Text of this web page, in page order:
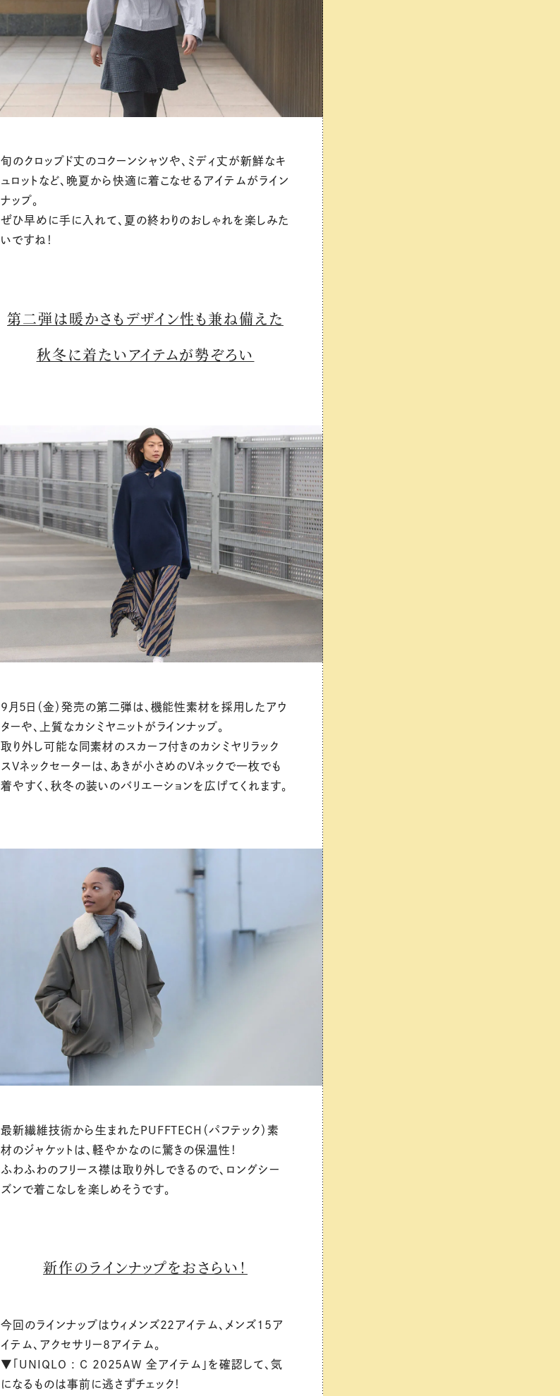
旬のクロップド丈のコクーンシャツや、ミディ丈が新鮮なキ
ュロットなど、晩夏から快適に着こなせるアイテムがライン
ナップ。
ぜひ早めに手に入れて、夏の終わりのおしゃれを楽しみた
いですね！
第二弾は暖かさもデザイン性も兼ね備えた
秋冬に着たいアイテムが勢ぞろい
9月5日（金）発売の第二弾は、機能性素材を採用したアウ
ターや、上質なカシミヤニットがラインナップ。
取り外し可能な同素材のスカーフ付きのカシミヤリラック
スVネックセーターは、あきが小さめのVネックで一枚でも
着やすく、秋冬の装いのバリエーションを広げてくれます。
最新繊維技術から生まれたPUFFTECH（パフテック）素
材のジャケットは、軽やかなのに驚きの保温性！
ふわふわのフリース襟は取り外しできるので、ロングシー
ズンで着こなしを楽しめそうです。
新作のラインナップをおさらい！
今回のラインナップはウィメンズ22アイテム、メンズ15ア
イテム、アクセサリー8アイテム。
▼「UNIQLO : C 2025AW 全アイテム」を確認して、気
になるものは事前に逃さずチェック！